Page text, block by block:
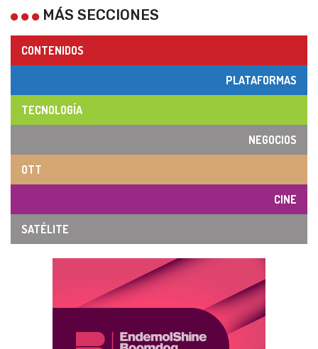
MÁS SECCIONES
CONTENIDOS
PLATAFORMAS
TECNOLOGÍA
NEGOCIOS
OTT
CINE
SATÉLITE